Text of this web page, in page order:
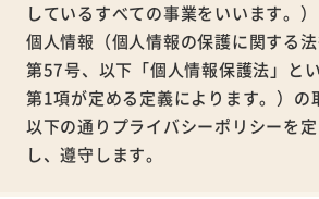
しているすべての事業をいいます。
個人情報（個人情報の保護に関する
第57号、以下「個人情報保護法」と
第1項が定める定義によります。）の
以下の通りプライバシーポリシーを
し、遵守します。